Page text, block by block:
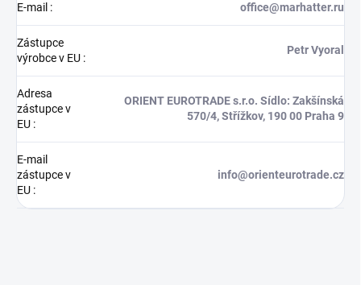
E-mail : office@marhatter.ru
Zástupce
výrobce v EU :
Petr Vyoral
Adresa
zástupce v
EU :
ORIENT EUROTRADE s.r.o. Sídlo: Zakšínská
570/4, Střížkov, 190 00 Praha 9
E-mail
zástupce v
EU :
info@orienteurotrade.cz